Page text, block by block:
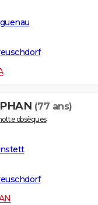
(77 ans)
obsèques